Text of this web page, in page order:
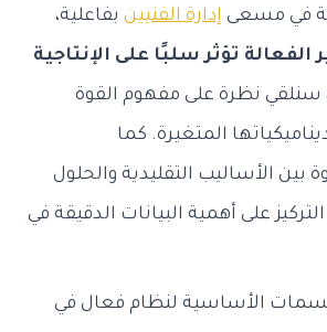
في مسعى إدارة الفنيين بفاعلية،
الفعالة تؤثر سلبًا على الإنتاجية
سنلقي نظرة على مفهوم القوة
المتغيرة. كما
الأساليب التقليدية والحلول
على أهمية البيانات الدقيقة في
الأساسية لنظام فعال في